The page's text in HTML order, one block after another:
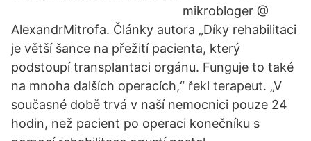
mikrobloger @
AlexandrMitrofa. Články autora „Díky rehabilitaci
je větší šance na přežití pacienta, který
podstoupí transplantaci orgánu. Funguje to také
na mnoha dalších operacích,“ řekl terapeut. „V
současné době trvá v naší nemocnici pouze 24
hodin, než pacient po operaci konečníku s